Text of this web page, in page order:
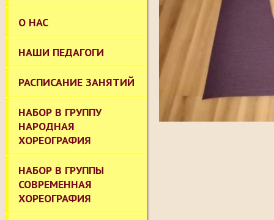
О НАС
НАШИ ПЕДАГОГИ
РАСПИСАНИЕ ЗАНЯТИЙ
НАБОР В ГРУППУ
НАРОДНАЯ
ХОРЕОГРАФИЯ
НАБОР В ГРУППЫ
СОВРЕМЕННАЯ
ХОРЕОГРАФИЯ